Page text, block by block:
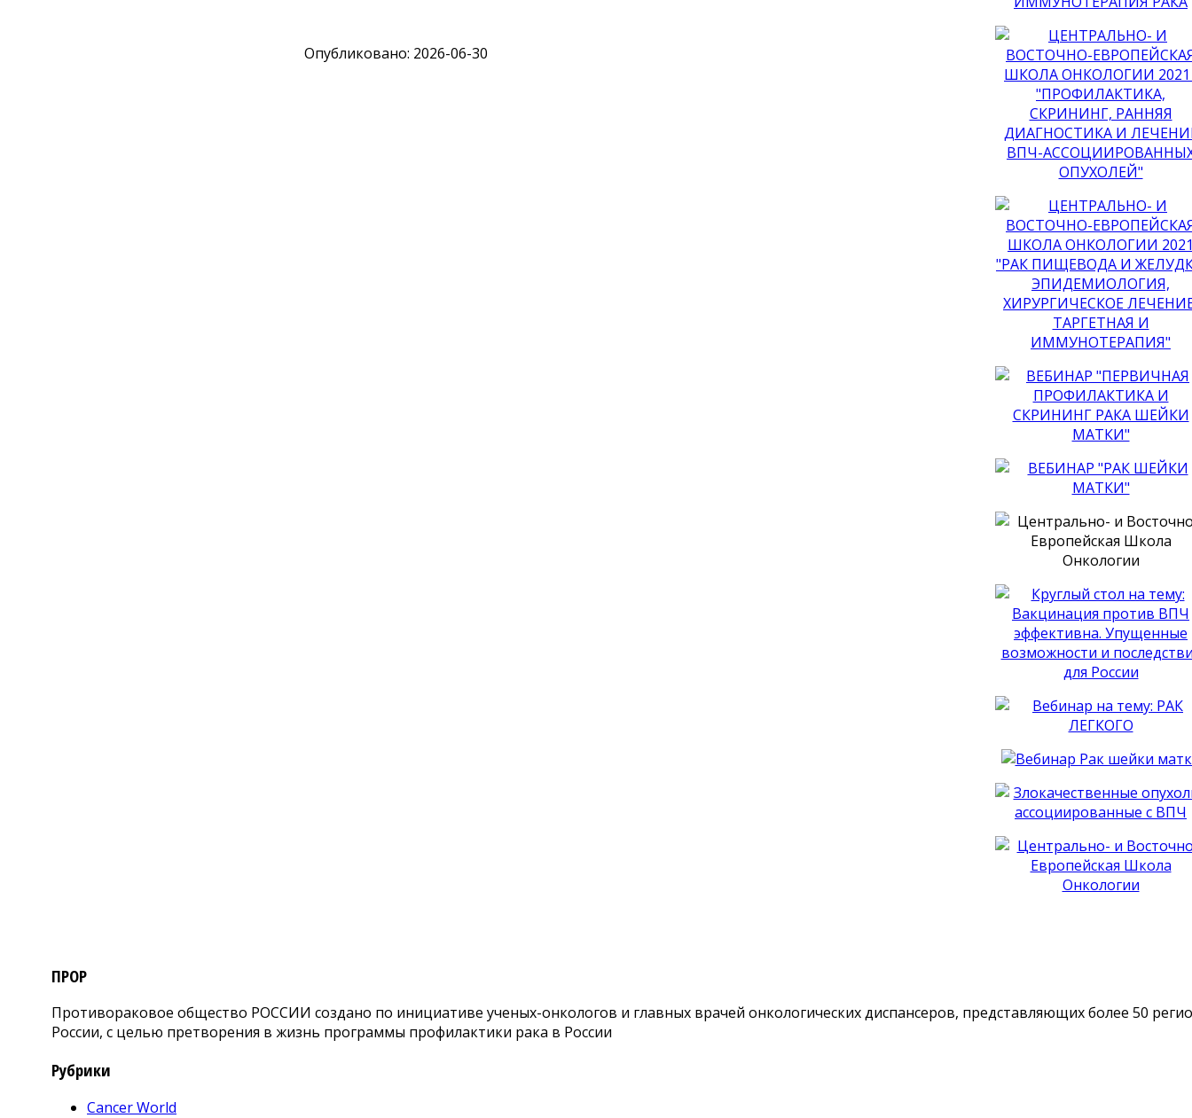
Опубликовано: 2026-06-30
ПРОР
Противораковое общество РОССИИ создано по инициативе ученых-онкологов и главных врачей онкологических диспансеров, представляющих более 50
России, с целью претворения в жизнь программы профилактики рака в России
Рубрики
Cancer World